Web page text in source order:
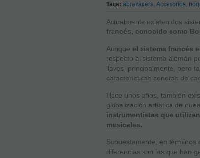
Tags: abrazadera, Accesorios,
Actualmente existen dos
francés, conocido como
Aunque el sistema francés
respecto al sistema alemán
llaves principalmente, pero
características sonoras de
Hace unos años, también
globalización artística de
instrumentistas que
musicales.
Supuestamente, en términos
diferencias son las que han